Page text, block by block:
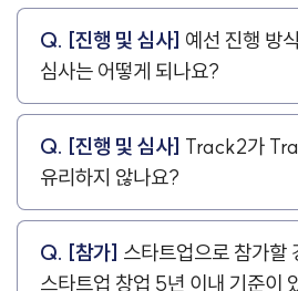
Q. [진행 및 심사] 예선 진행 방
심사는 어떻게 되나요?
Q. [진행 및 심사] Track2가
유리하지 않나요?
Q. [참가] 스타트업으로 참가할
스타트업 창업 5년 이내 기준이